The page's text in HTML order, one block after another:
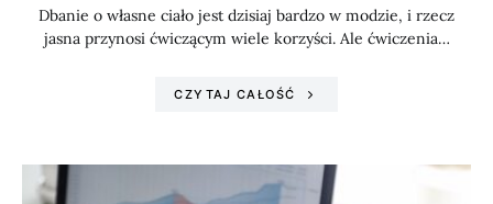
Dbanie o własne ciało jest dzisiaj bardzo w modzie, i rzecz
jasna przynosi ćwiczącym wiele korzyści. Ale ćwiczenia…
CZYTAJ CAŁOŚĆ